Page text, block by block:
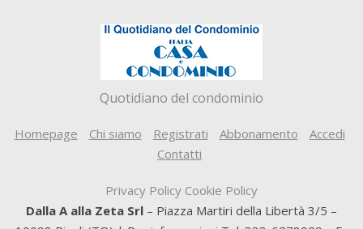
Quotidiano del condominio
Homepage Chi siamo Registrati Abbonamento
Accedi
Contatti
Privacy Policy Cookie Policy
Dalla A alla Zeta Srl – Piazza Martiri della Libertà 3/5 –